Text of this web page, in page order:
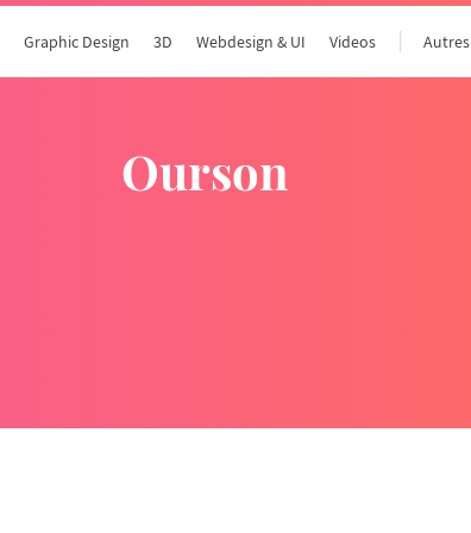
Graphic Design 3D Webdesign & UI Videos Autres
ourson